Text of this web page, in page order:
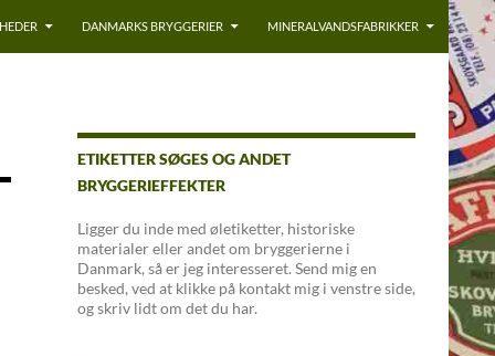
DANMARKS BRYGGERIER MINERALVANDSFABRIKKER
ETIKETTER SØGES OG ANDET
BRYGGERIEFFEKTER
Ligger du inde med øletiketter, historiske
materialer eller andet om bryggerierne i
Danmark, så er jeg interesseret. Send mig en
besked, ved at klikke på kontakt mig i venstre side,
og skriv lidt om det du har.